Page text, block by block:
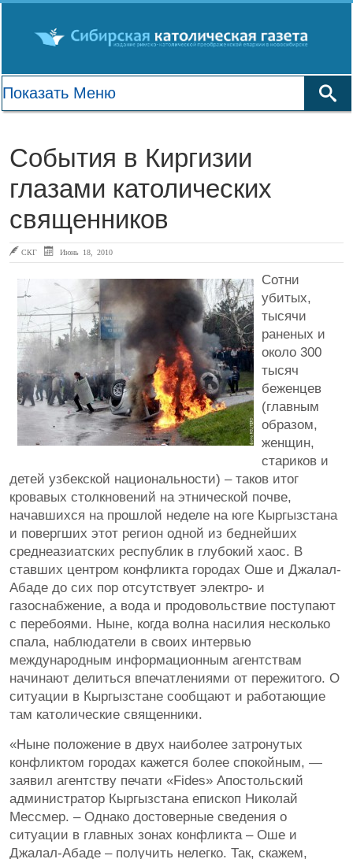
События в Киргизии
глазами католических
священников
СКГ Июнь 18, 2010
Сотни
убитых,
тысячи
раненых и
около 300
тысяч
беженцев
(главным
образом,
женщин,
стариков и
детей узбекской национальности) – таков итог
кровавых столкновений на этнической почве,
начавшихся на прошлой неделе на юге Кыргызстана
и повергших этот регион одной из беднейших
среднеазиатских республик в глубокий хаос. В
ставших центром конфликта городах Оше и Джалал-
Абаде до сих пор отсутствует электро- и
газоснабжение, а вода и продовольствие поступают
с перебоями. Ныне, когда волна насилия несколько
спала, наблюдатели в своих интервью
международным информационным агентствам
начинают делиться впечатлениями от пережитого. О
ситуации в Кыргызстане сообщают и работающие
там католические священники.
«Ныне положение в двух наиболее затронутых
конфликтом городах кажется более спокойным, —
заявил агентству печати «Fides» Апостольский
администратор Кыргызстана епископ Николай
Мессмер. – Однако достоверные сведения о
ситуации в главных зонах конфликта – Оше и
Джалал-Абаде – получить нелегко. Так, скажем,